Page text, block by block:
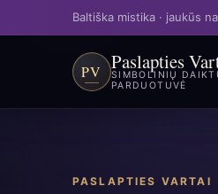
Baltiška mistika · jaukūs
PV Paslapties
SIMBOLINIŲ
PARDUOTUVĖ
PASLAPTIES VARTAI